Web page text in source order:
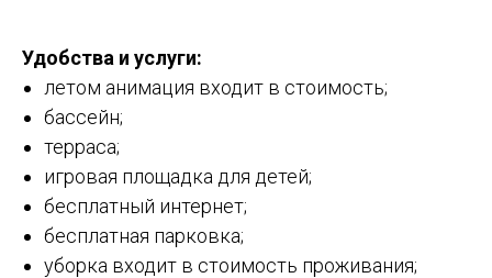
Удобства и услуги:
летом анимация входит в стоимость;
бассейн;
терраса;
игровая площадка для детей;
бесплатный интернет;
бесплатная парковка;
уборка входит в стоимость проживания;